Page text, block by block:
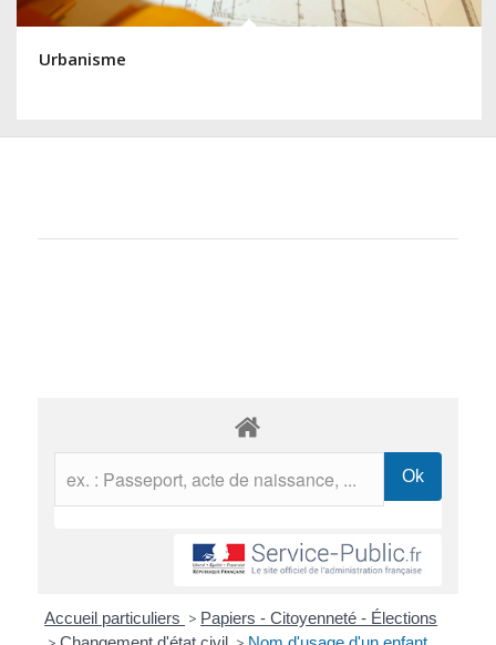
Urbanisme
Accueil particuliers > Papiers - Citoyenneté - Élections